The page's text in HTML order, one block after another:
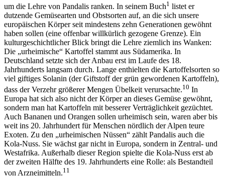
um die Lehre von Pandalis ranken. In seinem Buch1 listet er
dutzende Gemüsearten und Obstsorten auf, an die sich unsere
europäischen Körper seit mindestens zehn Generationen gewöhnt
haben sollen (eine offenbar willkürlich gezogene Grenze). Ein
kulturgeschichtlicher Blick bringt die Lehre ziemlich ins Wanken:
Die „urheimische“ Kartoffel stammt aus Südamerika. In
Deutschland setzte sich der Anbau erst im Laufe des 18.
Jahrhunderts langsam durch. Lange enthielten die Kartoffelsorten so
viel giftiges Solanin (der Giftstoff der grün gewordenen Kartoffeln),
dass der Verzehr größerer Mengen Übelkeit verursachte.10 In
Europa hat sich also nicht der Körper an dieses Gemüse gewöhnt,
sondern man hat Kartoffeln mit besserer Verträglichkeit gezüchtet.
Auch Bananen und Orangen sollen urheimisch sein, waren aber bis
weit ins 20. Jahrhundert für Menschen nördlich der Alpen teure
Exoten. Zu den „urheimischen Nüssen“ zählt Pandalis auch die
Kola-Nuss. Sie wächst gar nicht in Europa, sondern in Zentral- und
Westafrika. Außerhalb dieser Region spielte die Kola-Nuss erst ab
der zweiten Hälfte des 19. Jahrhunderts eine Rolle: als Bestandteil
von Arzneimitteln.11